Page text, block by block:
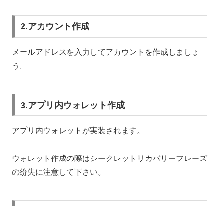
2.アカウント作成
メールアドレスを入力してアカウントを作成しましょ
う。
3.アプリ内ウォレット作成
アプリ内ウォレットが実装されます。
ウォレット作成の際はシークレットリカバリーフレーズ
の紛失に注意して下さい。